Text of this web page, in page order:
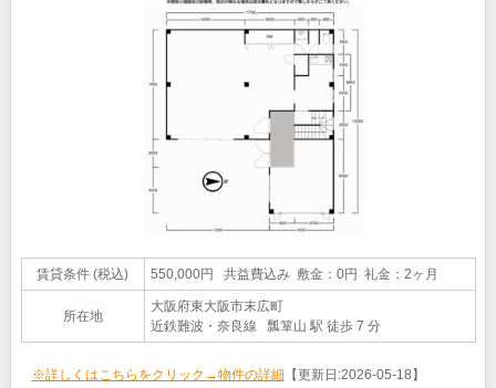
賃貸条件 (税込) 550,000円 共益費込み 敷金：0円 礼金：2ヶ月
所在地
大阪府東大阪市末広町
近鉄難波・奈良線 瓢箪山 駅 徒歩 7 分
※詳しくはこちらをクリック→物件の詳細 【更新日:2026-05-18】